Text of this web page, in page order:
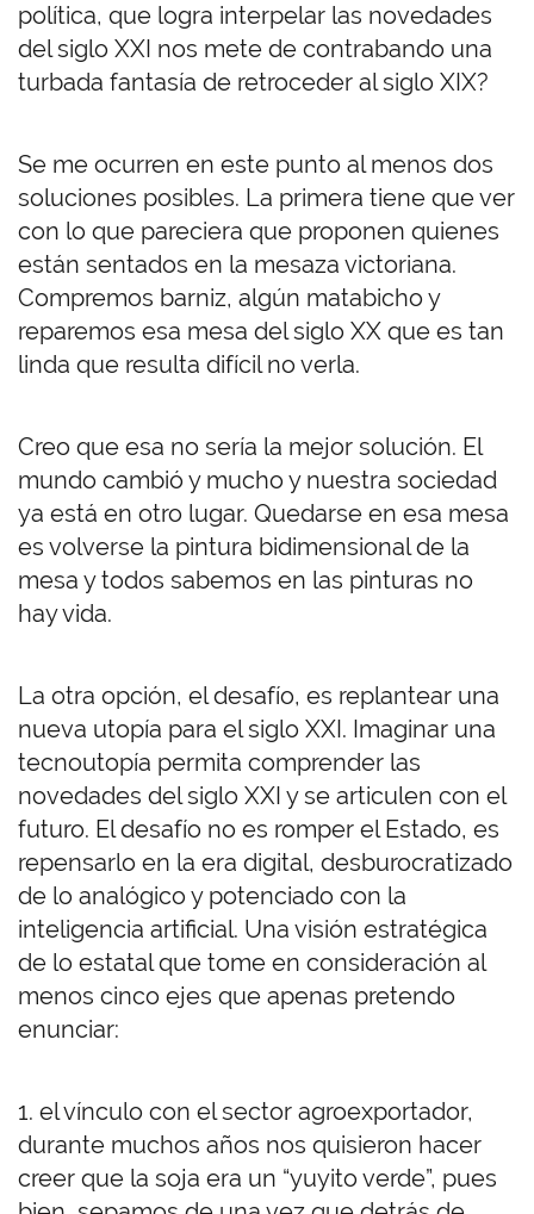
política, que logra interpelar las novedades
del siglo XXI nos mete de contrabando una
turbada fantasía de retroceder al siglo XIX?
Se me ocurren en este punto al menos dos
soluciones posibles. La primera tiene que ver
con lo que pareciera que proponen quienes
están sentados en la mesaza victoriana.
Compremos barniz, algún matabicho y
reparemos esa mesa del siglo XX que es tan
linda que resulta difícil no verla.
Creo que esa no sería la mejor solución. El
mundo cambió y mucho y nuestra sociedad
ya está en otro lugar. Quedarse en esa mesa
es volverse la pintura bidimensional de la
mesa y todos sabemos en las pinturas no
hay vida.
La otra opción, el desafío, es replantear una
nueva utopía para el siglo XXI. Imaginar una
tecnoutopía permita comprender las
novedades del siglo XXI y se articulen con el
futuro. El desafío no es romper el Estado, es
repensarlo en la era digital, desburocratizado
de lo analógico y potenciado con la
inteligencia artificial. Una visión estratégica
de lo estatal que tome en consideración al
menos cinco ejes que apenas pretendo
enunciar:
1. el vínculo con el sector agroexportador,
durante muchos años nos quisieron hacer
creer que la soja era un “yuyito verde”, pues